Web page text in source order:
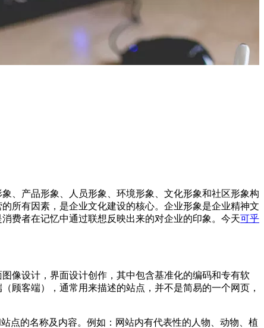
、产品形象、人员形象、环境形象、文化形象和社区形象构
所有因素，是企业文化建设的核心。企业形象是企业精神文
费者在记忆中通过联想反映出来的对企业的印象。今天可乎
像设计，界面设计创作，其中包含基准化的编码和专有软
顾客端），通常用来描述的站点，并不是简易的一个网页，
点的名称及内容。例如：网站内有代表性的人物、动物、植